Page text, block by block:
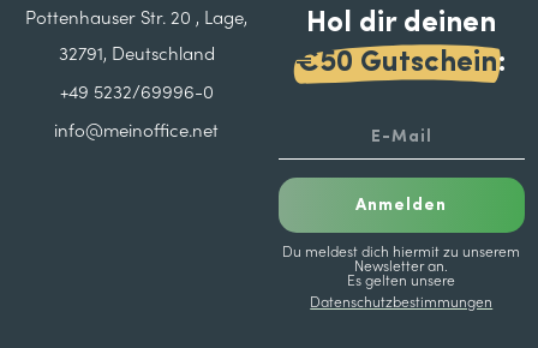
Pottenhauser Str. 20 , Lage,
32791, Deutschland
+49 5232/69996-0
info@meinoffice.net
Hol dir deinen
€50 Gutschein:
Anmelden
Du meldest dich hiermit zu unserem
Newsletter an.
Es gelten unsere
Datenschutzbestimmungen